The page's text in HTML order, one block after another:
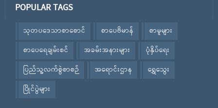
POPULAR TAGS
သုတပဒေသာစာစောင် စာပေဗိမာန်
စာမူများ
စာပေရေချမ်းစင်
အခမ်းအနားများ
ပုံနှိပ်ရေး
ပြည်သူ့လက်စွဲစာစဉ်
အရောင်းဌာန
ရွှေသွေး
ပြိုင်ပွဲများ